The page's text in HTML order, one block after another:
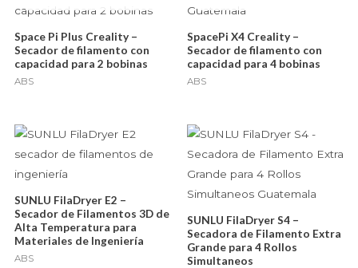
Space Pi Plus Creality –
Secador de filamento con
capacidad para 2 bobinas
ABS
SpacePi X4 Creality –
Secador de filamento con
capacidad para 4 bobinas
ABS
SUNLU FilaDryer E2 –
Secador de Filamentos 3D de
Alta Temperatura para
Materiales de Ingeniería
ABS
SUNLU FilaDryer S4 –
Secadora de Filamento Extra
Grande para 4 Rollos
Simultaneos